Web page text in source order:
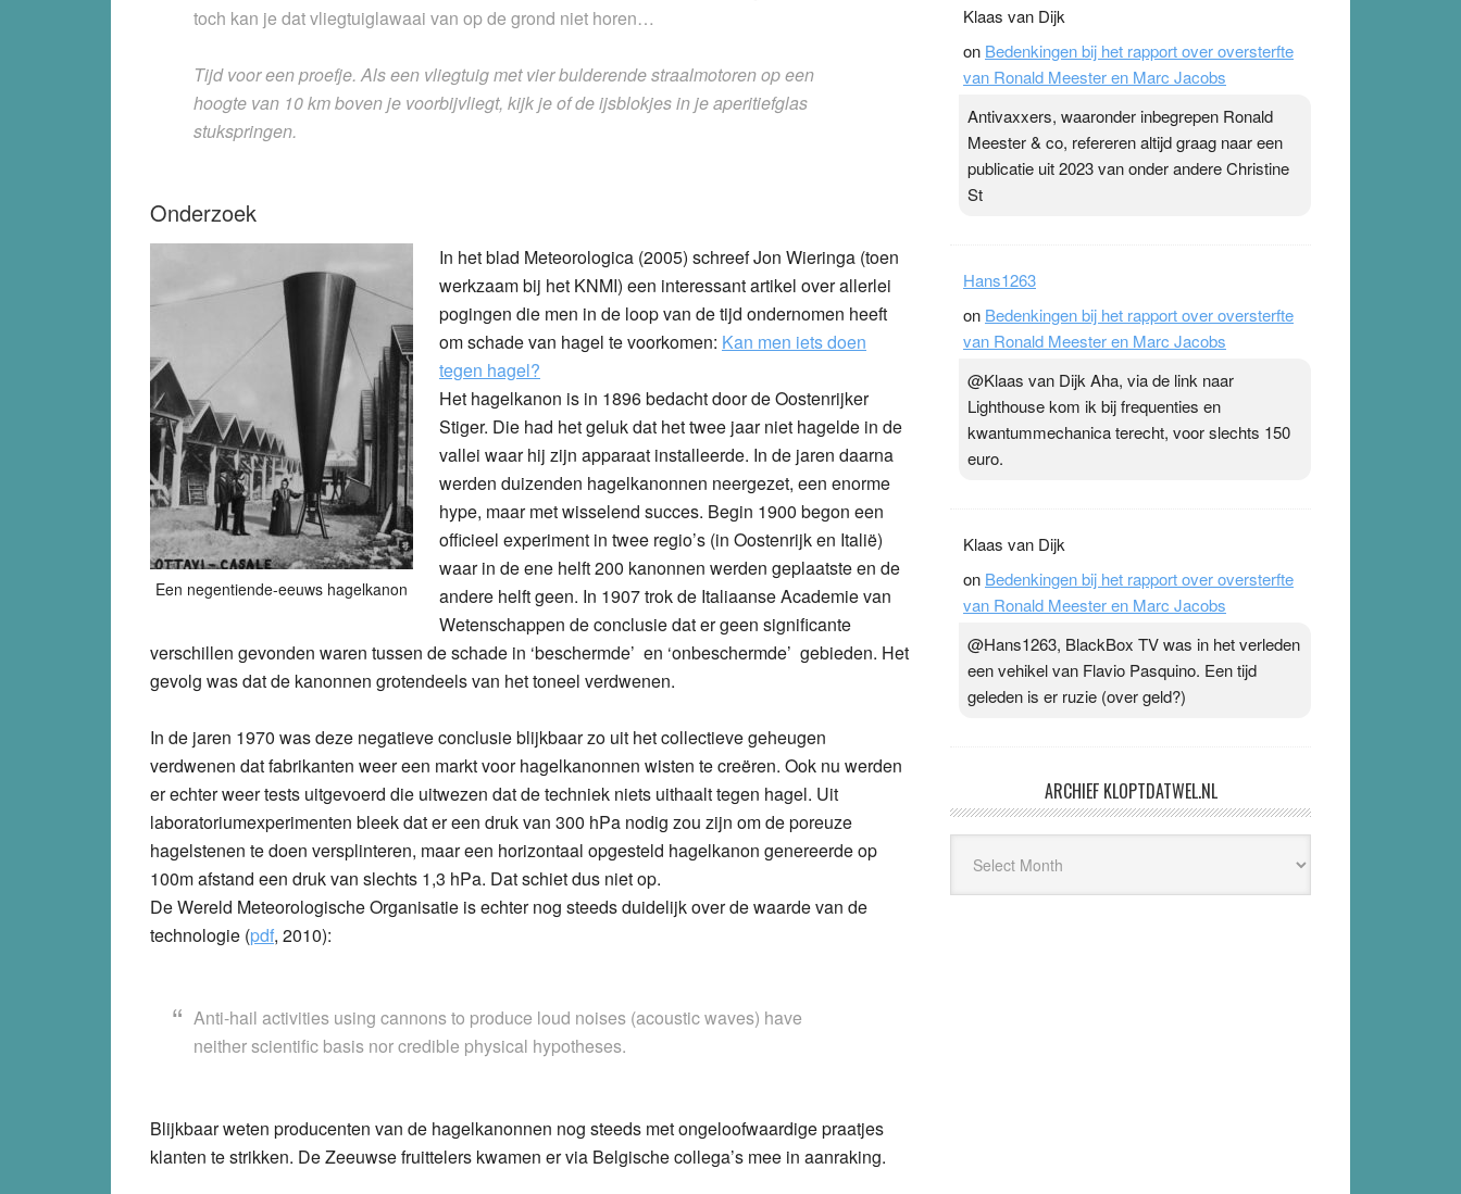
toch kan je dat vliegtuiglawaai van op de grond niet horen…
Tijd voor een proefje. Als een vliegtuig met vier bulderende straalmotoren op een
hoogte van 10 km boven je voorbijvliegt, kijk je of de ijsblokjes in je aperitiefglas
stukspringen.
Onderzoek
Een negentiende-eeuws hagelkanon
In het blad Meteorologica (2005) schreef Jon Wieringa (toen
werkzaam bij het KNMI) een interessant artikel over allerlei
pogingen die men in de loop van de tijd ondernomen heeft
om schade van hagel te voorkomen: Kan men iets doen
tegen hagel?
Het hagelkanon is in 1896 bedacht door de Oostenrijker
Stiger. Die had het geluk dat het twee jaar niet hagelde in de
vallei waar hij zijn apparaat installeerde. In de jaren daarna
werden duizenden hagelkanonnen neergezet, een enorme
hype, maar met wisselend succes. Begin 1900 begon een
officieel experiment in twee regio’s (in Oostenrijk en Italië)
waar in de ene helft 200 kanonnen werden geplaatste en de
andere helft geen. In 1907 trok de Italiaanse Academie van
Wetenschappen de conclusie dat er geen significante
verschillen gevonden waren tussen de schade in ‘beschermde’ en ‘onbeschermde’ gebieden. Het
gevolg was dat de kanonnen grotendeels van het toneel verdwenen.
In de jaren 1970 was deze negatieve conclusie blijkbaar zo uit het collectieve geheugen
verdwenen dat fabrikanten weer een markt voor hagelkanonnen wisten te creëren. Ook nu werden
er echter weer tests uitgevoerd die uitwezen dat de techniek niets uithaalt tegen hagel. Uit
laboratoriumexperimenten bleek dat er een druk van 300 hPa nodig zou zijn om de poreuze
hagelstenen te doen versplinteren, maar een horizontaal opgesteld hagelkanon genereerde op
100m afstand een druk van slechts 1,3 hPa. Dat schiet dus niet op.
De Wereld Meteorologische Organisatie is echter nog steeds duidelijk over de waarde van de
technologie (pdf, 2010):
Anti-hail activities using cannons to produce loud noises (acoustic waves) have
neither scientific basis nor credible physical hypotheses.
Blijkbaar weten producenten van de hagelkanonnen nog steeds met ongeloofwaardige praatjes
klanten te strikken. De Zeeuwse fruittelers kwamen er via Belgische collega’s mee in aanraking.
Klaas van Dijk
on Bedenkingen bij het rapport over oversterfte
van Ronald Meester en Marc Jacobs
Antivaxxers, waaronder inbegrepen Ronald
Meester & co, refereren altijd graag naar een
publicatie uit 2023 van onder andere Christine
St
Hans1263
on Bedenkingen bij het rapport over oversterfte
van Ronald Meester en Marc Jacobs
@Klaas van Dijk Aha, via de link naar
Lighthouse kom ik bij frequenties en
kwantummechanica terecht, voor slechts 150
euro.
Klaas van Dijk
on Bedenkingen bij het rapport over oversterfte
van Ronald Meester en Marc Jacobs
@Hans1263, BlackBox TV was in het verleden
een vehikel van Flavio Pasquino. Een tijd
geleden is er ruzie (over geld?)
ARCHIEF KLOPTDATWEL.NL
Kloptdatwel.nl